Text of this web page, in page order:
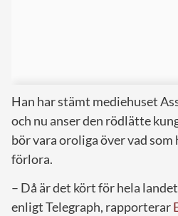
Han har stämt mediehuset
och nu anser den rödlätte
bör vara oroliga över vad som
förlora.
– Då är det kört för hela
enligt Telegraph, rapporterar